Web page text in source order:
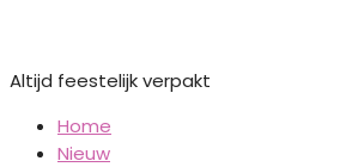
Altijd feestelijk verpakt
Home
Nieuw